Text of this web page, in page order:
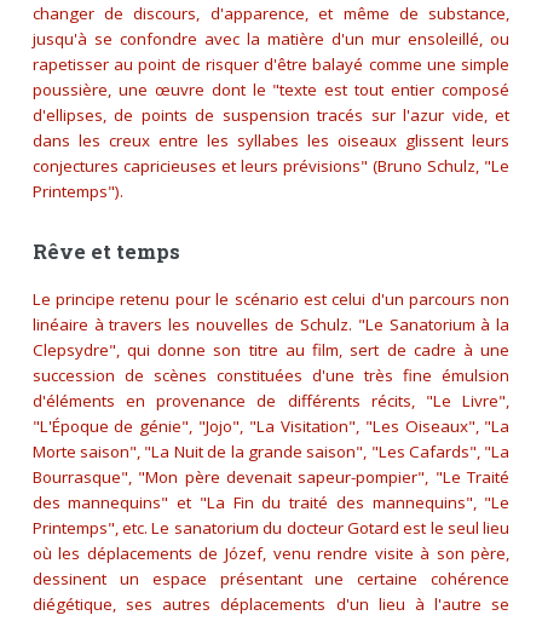
changer de discours, d'apparence, et même de substance,
jusqu'à se confondre avec la matière d'un mur ensoleillé, ou
rapetisser au point de risquer d'être balayé comme une simple
poussière, une œuvre dont le "texte est tout entier composé
d'ellipses, de points de suspension tracés sur l'azur vide, et
dans les creux entre les syllabes les oiseaux glissent leurs
conjectures capricieuses et leurs prévisions" (Bruno Schulz, "Le
Printemps").
Rêve et temps
Le principe retenu pour le scénario est celui d'un parcours non
linéaire à travers les nouvelles de Schulz. "Le Sanatorium à la
Clepsydre", qui donne son titre au film, sert de cadre à une
succession de scènes constituées d'une très fine émulsion
d'éléments en provenance de différents récits, "Le Livre",
"L'Époque de génie", "Jojo", "La Visitation", "Les Oiseaux", "La
Morte saison", "La Nuit de la grande saison", "Les Cafards", "La
Bourrasque", "Mon père devenait sapeur-pompier", "Le Traité
des mannequins" et "La Fin du traité des mannequins", "Le
Printemps", etc. Le sanatorium du docteur Gotard est le seul lieu
où les déplacements de Józef, venu rendre visite à son père,
dessinent un espace présentant une certaine cohérence
diégétique, ses autres déplacements d'un lieu à l'autre se